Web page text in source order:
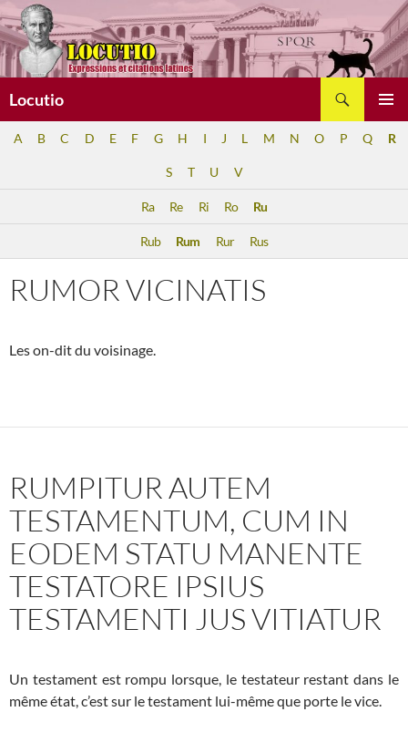
Aller
au
contenu
Locutio
A B C D E F G H I J L M N O P Q R
S T U V
Ra Re Ri Ro Ru
Rub Rum Rur Rus
RUMOR VICINATIS
Les on-dit du voisinage.
RUMPITUR AUTEM
TESTAMENTUM, CUM IN
EODEM STATU MANENTE
TESTATORE IPSIUS
TESTAMENTI JUS VITIATUR
Un testament est rompu lorsque, le testateur restant dans le
même état, c’est sur le testament lui-même que porte le vice.